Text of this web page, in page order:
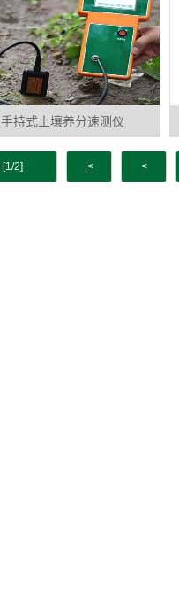
手持式土壤养分速测仪
[1/2] |< <